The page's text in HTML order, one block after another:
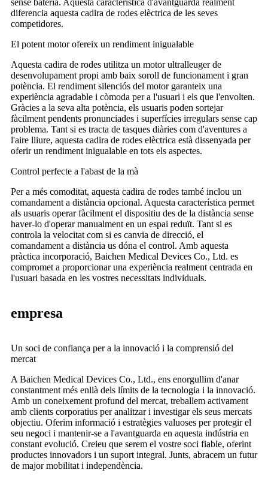
diferencia aquesta cadira de rodes elèctrica de les seves
competidores.
El potent motor ofereix un rendiment inigualable
Aquesta cadira de rodes utilitza un motor ultralleuger de
desenvolupament propi amb baix soroll de funcionament i gran
potència. El rendiment silenciós del motor garanteix una
experiència agradable i còmoda per a l'usuari i els que l'envolten.
Gràcies a la seva alta potència, els usuaris poden sortejar
fàcilment pendents pronunciades i superfícies irregulars sense cap
problema. Tant si es tracta de tasques diàries com d'aventures a
l'aire lliure, aquesta cadira de rodes elèctrica està dissenyada per
oferir un rendiment inigualable en tots els aspectes.
Control perfecte a l'abast de la mà
Per a més comoditat, aquesta cadira de rodes també inclou un
comandament a distància opcional. Aquesta característica permet
als usuaris operar fàcilment el dispositiu des de la distància sense
haver-lo d'operar manualment en un espai reduït. Tant si es
controla la velocitat com si es canvia de direcció, el
comandament a distància us dóna el control. Amb aquesta
pràctica incorporació, Baichen Medical Devices Co., Ltd. es
compromet a proporcionar una experiència realment centrada en
l'usuari basada en les vostres necessitats individuals.
empresa
Un soci de confiança per a la innovació i la comprensió del
mercat
A Baichen Medical Devices Co., Ltd., ens enorgullim d'anar
constantment més enllà dels límits de la tecnologia i la innovació.
Amb un coneixement profund del mercat, treballem activament
amb clients corporatius per analitzar i investigar els seus mercats
objectiu. Oferim informació i estratègies valuoses per protegir el
seu negoci i mantenir-se a l'avantguarda en aquesta indústria en
constant evolució. Creieu que serem el vostre soci fiable, oferint
productes innovadors i un suport integral. Junts, abracem un futur
de major mobilitat i independència.